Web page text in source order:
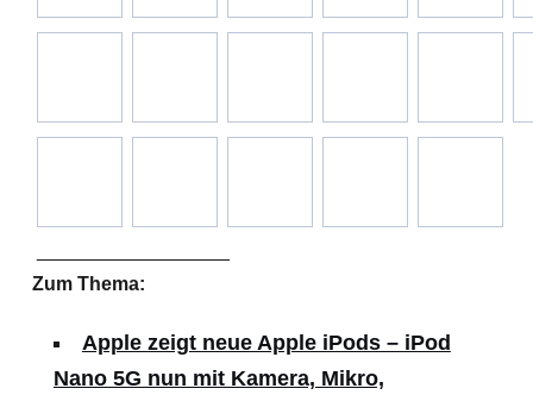
Zum Thema:
Apple zeigt neue Apple iPods – iPod
Nano 5G nun mit Kamera, Mikro,